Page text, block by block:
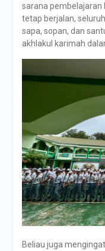
sarana pembelajaran
tetap berjalan,
sapa, sopan, dan
akhlakul karimah
Beliau juga